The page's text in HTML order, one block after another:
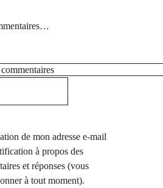
de mon adresse e-mail
à propos des
et réponses (vous
à tout moment).